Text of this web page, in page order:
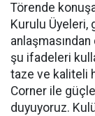
Törende
Kurulu
şu ifadeleri
taze ve kaliteli
Corner ile
duyuyoruz.